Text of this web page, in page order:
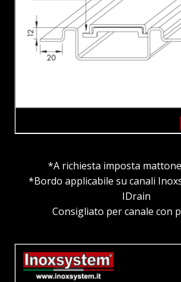
*A richiesta imposta
*Bordo applicabile su canali
IDrain
Consigliato per canale con